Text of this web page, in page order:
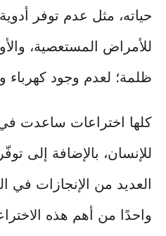
حياته، مثل عدم توفر
للأمراض المستعصية،
ظلمة؛ لعدم وجود كهرباء
كلها اختراعات ساعدت
للإنسان، بالإضافة إلى
العديد من الإنجازات في
واحدًا من أهم هذه